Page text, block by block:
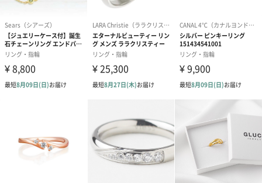
紙袋
お渡し用の紙袋です。
商品に合わせたサイズをお届けします。